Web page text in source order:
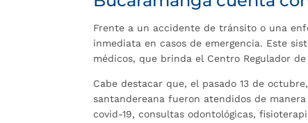
Frente a un accidente de tránsito o una
inmediata en casos de emergencia. Este
médicos, que brinda el Centro Regulador
Cabe destacar que, el pasado 13 de
santandereana fueron atendidos de
covid-19, consultas odontológicas,